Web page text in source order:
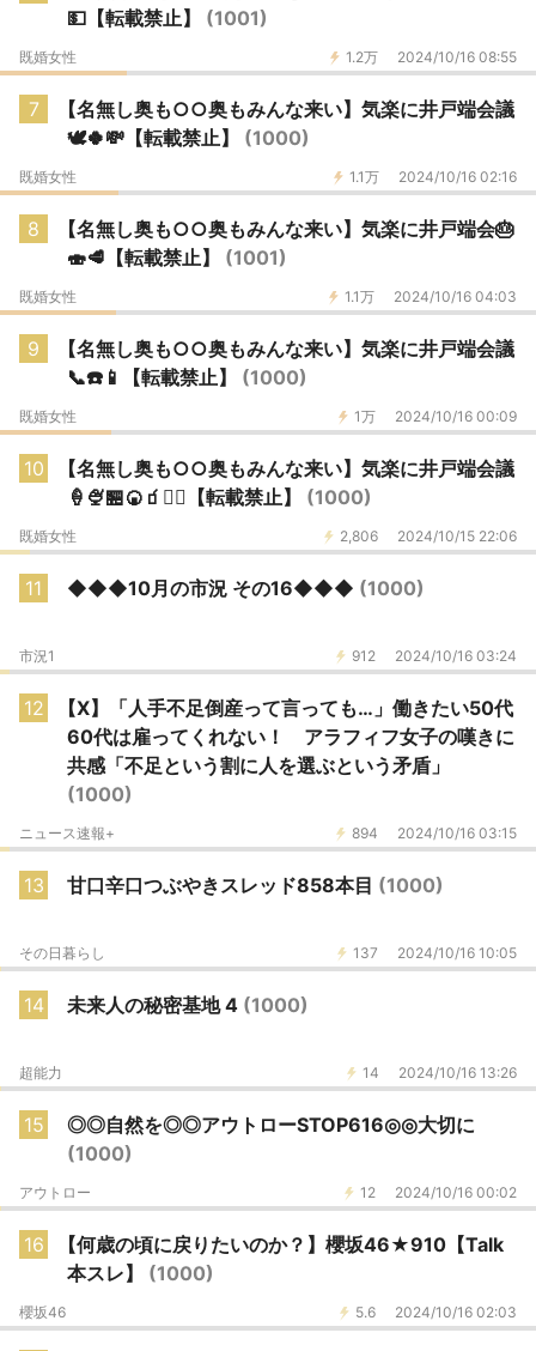
💵【転載禁止】 (1001)
1.2万 2024/10/16 08:55
既婚女性
7
【名無し奥も○○奥もみんな来い】気楽に井戸端会議
🕊🍀💸【転載禁止】 (1000)
1.1万 2024/10/16 02:16
既婚女性
8
【名無し奥も○○奥もみんな来い】気楽に井戸端会🎂
🍣🥩【転載禁止】 (1001)
1.1万 2024/10/16 04:03
既婚女性
9
【名無し奥も○○奥もみんな来い】気楽に井戸端会議
📞☎️📱【転載禁止】 (1000)
1万 2024/10/16 00:09
既婚女性
10
【名無し奥も○○奥もみんな来い】気楽に井戸端会議
🍦🍨🏪🍘🧃🚶‍♀️【転載禁止】 (1000)
2,806 2024/10/15 22:06
既婚女性
11 ◆◆◆10月の市況 その16◆◆◆ (1000)
912 2024/10/16 03:24
市況1
12
【X】「人手不足倒産って言っても…」働きたい50代
60代は雇ってくれない！ アラフィフ女子の嘆きに
共感「不足という割に人を選ぶという矛盾」
(1000)
894 2024/10/16 03:15
ニュース速報+
13 甘口辛口つぶやきスレッド858本目 (1000)
137 2024/10/16 10:05
その日暮らし
14 未来人の秘密基地 4 (1000)
14 2024/10/16 13:26
超能力
15
◎◎自然を◎◎アウトローSTOP616◎◎大切に
(1000)
12 2024/10/16 00:02
アウトロー
16
【何歳の頃に戻りたいのか？】櫻坂46★910【Talk
本スレ】 (1000)
5.6 2024/10/16 02:03
櫻坂46